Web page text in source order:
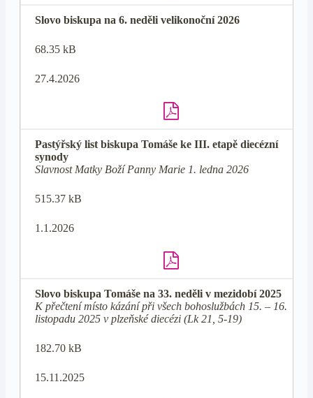
Slovo biskupa na 6. neděli velikonoční 2026
68.35 kB
27.4.2026
Pastýřský list biskupa Tomáše ke III. etapě diecézní
synody
Slavnost Matky Boží Panny Marie 1. ledna 2026
515.37 kB
1.1.2026
Slovo biskupa Tomáše na 33. neděli v mezidobí 2025
K přečtení místo kázání při všech bohoslužbách 15. – 16.
listopadu 2025 v plzeňské diecézi (Lk 21, 5-19)
182.70 kB
15.11.2025